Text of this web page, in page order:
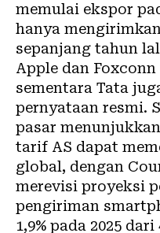
memulai ekspor
hanya
sepanjang tahun
Apple dan
sementara Tata
pernyataan resmi.
pasar
tarif AS dapat
global, dengan
merevisi proyeksi
pengiriman
1,9% pada 2025